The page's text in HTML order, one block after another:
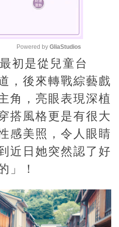
M
u
t
e
Powered by GliaStudios
初是從兒童台
，後來轉戰綜藝戲
角，亮眼表現深植
搭風格更是有很大
感美照，令人眼睛
近日她突然認了好
」！